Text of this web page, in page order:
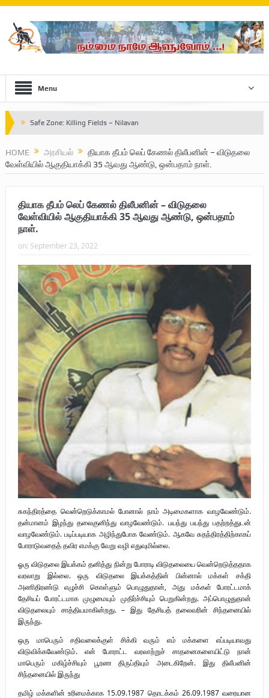
Menu
Safe Zone: Killing Fields – Nilavan
விடுதலைப் பெருமூச்சு : பிரிகேடியர் தீபன்
வரலாற்று ஆவணங்களின் வெளியீட்டு
புலிகளின் குரல் பொறுப்பாளர் திரு. தமிழன்பன் (ஜவான்) அவர்களின் புகழ்
வணக்க நிகழ்வும் ‘விடுதலைச் சிற்பி’ நூல் மற்றும் ‘ஜவான் – திடம் குன்றா
தீக்குரல்’ இசைப்பேழை வெளியீடும்.
உரிமைப் போராட்டம் _
நாடாளுமன்ற உறுப்பினர் இராமநாதன் அர்ச்சுனா அவர்களுக்கு நிலவனின்
திறந்த மடல்!
HOME அரசியல்
தியாக தீபம் லெப் கேணல் திலீபனின் – விடுதலை
வேள்வியில் ஆகுதியாக்கி 35 ஆவது ஆண்டு, ஒன்பதாம் நாள்.
தியாக தீபம் லெப் கேணல் திலீபனின் – விடுதலை
வேள்வியில் ஆகுதியாக்கி 35 ஆவது ஆண்டு, ஒன்பதாம்
நாள்.
on: September 23, 2022
சுகந்திரத்தை வென்றெடுக்காமல் போனால் நாம் அடிமைகளாக வாழவேண்டும்.
தன்மானம் இழந்து தலைகுனிந்து வாழவேண்டும். பயந்து பயந்து பதற்றத்துடன்
வாழவேண்டும். படிப்படியாக அழிந்துபோக வேண்டும். ஆகவே சுதந்திரத்திற்காகப்
போராடுவதைத் தவிர எமக்கு வேறு வழி எதுவுமில்லை.
ஓரு விடுதலை இயக்கம் தனித்து நின்று போராடி விடுதலையை வென்றெடுத்ததாக
வரலாறு இல்லை. ஒரு விடுதலை இயக்கத்தின் பின்னால் மக்கள் சக்தி
அணிதிரண்டு எழுச்சி கொள்ளும் பொழுதுதான், அது மக்கள் போரட்டமாக்
தேசியப் போரட்டமாக முழுமையும் முதிர்ச்சியும் பெறுகின்றது. அப்பொழுதுதான்
விடுதலையும் சாத்தியமாகின்றது. – இது தேசியத் தலைவரின் சிந்தனையில்
இருந்து.
ஒரு மாபெரும் சதிவலைக்குள் சிக்கி வரும் எம் மக்களை எப்படியாவது
விடுவிக்கவேண்டும். என் போராட்ட வரலாற்றுச் சாதனைகளையிட்டு நான்
மாபெரும் மகிழ்ச்சியும் பூரண திருப்தியும் அடைகிறேன். இது திலீபனின்
சிந்தனையில் இருந்து
தமிழ் மக்களின் உரிமைக்காக 15.09.1987 தொடக்கம் 26.09.1987 வரையான